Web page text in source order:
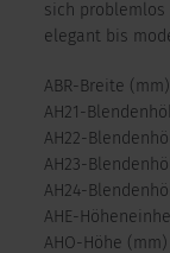
sich
elegant bis
ABR-Breite
AH21-
AH22-
AH23-
AH24-
AHE-
AHO-Höhe